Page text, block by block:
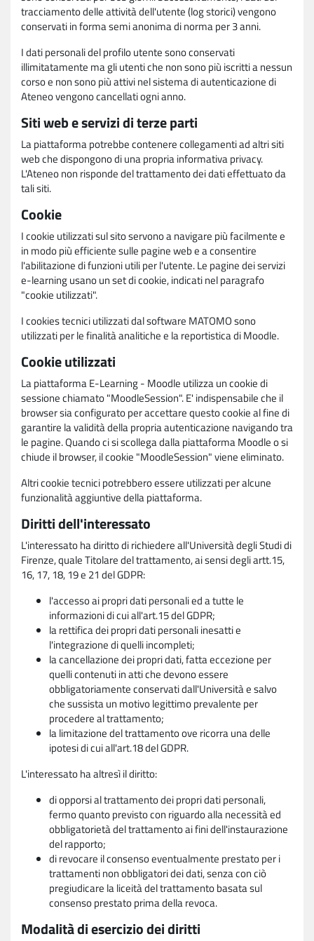
tracciamento delle attività dell'utente (log storici) vengono
conservati in forma semi anonima di norma per 3 anni.
I dati personali del profilo utente sono conservati
illimitatamente ma gli utenti che non sono più iscritti a nessun
corso e non sono più attivi nel sistema di autenticazione di
Ateneo vengono cancellati ogni anno.
Siti web e servizi di terze parti
La piattaforma potrebbe contenere collegamenti ad altri siti
web che dispongono di una propria informativa privacy.
L'Ateneo non risponde del trattamento dei dati effettuato da
tali siti.
Cookie
I cookie utilizzati sul sito servono a navigare più facilmente e
in modo più efficiente sulle pagine web e a consentire
l'abilitazione di funzioni utili per l'utente. Le pagine dei servizi
e-learning usano un set di cookie, indicati nel paragrafo
"cookie utilizzati".
I cookies tecnici utilizzati dal software MATOMO sono
utilizzati per le finalità analitiche e la reportistica di Moodle.
Cookie utilizzati
La piattaforma E-Learning - Moodle utilizza un cookie di
sessione chiamato "MoodleSession". E' indispensabile che il
browser sia configurato per accettare questo cookie al fine di
garantire la validità della propria autenticazione navigando tra
le pagine. Quando ci si scollega dalla piattaforma Moodle o si
chiude il browser, il cookie "MoodleSession" viene eliminato.
Altri cookie tecnici potrebbero essere utilizzati per alcune
funzionalità aggiuntive della piattaforma.
Diritti dell'interessato
L'interessato ha diritto di richiedere all'Università degli Studi di
Firenze, quale Titolare del trattamento, ai sensi degli artt.15,
16, 17, 18, 19 e 21 del GDPR:
l'accesso ai propri dati personali ed a tutte le
informazioni di cui all'art.15 del GDPR;
la rettifica dei propri dati personali inesatti e
l'integrazione di quelli incompleti;
la cancellazione dei propri dati, fatta eccezione per
quelli contenuti in atti che devono essere
obbligatoriamente conservati dall'Università e salvo
che sussista un motivo legittimo prevalente per
procedere al trattamento;
la limitazione del trattamento ove ricorra una delle
ipotesi di cui all'art.18 del GDPR.
L'interessato ha altresì il diritto:
di opporsi al trattamento dei propri dati personali,
fermo quanto previsto con riguardo alla necessità ed
obbligatorietà del trattamento ai fini dell'instaurazione
del rapporto;
di revocare il consenso eventualmente prestato per i
trattamenti non obbligatori dei dati, senza con ciò
pregiudicare la liceità del trattamento basata sul
consenso prestato prima della revoca.
Modalità di esercizio dei diritti